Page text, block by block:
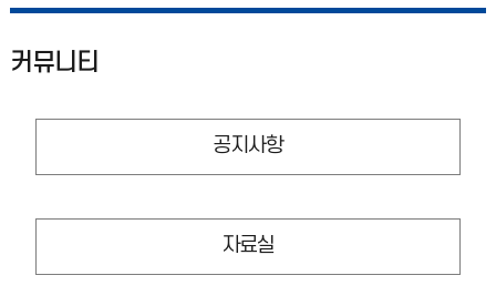
커뮤니티
공지사항
자료실